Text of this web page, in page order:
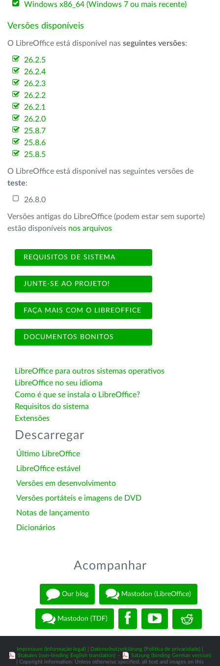
Windows x86_64 (Windows 7 ou mais recente)
Versões disponíveis
O LibreOffice está disponível nas seguintes versões:
26.2.5
26.2.4
26.2.3
26.2.2
26.2.1
26.2.0
25.8.7
25.8.6
25.8.5
O LibreOffice está disponível nas seguintes versões de
teste:
26.8.0
Versões antigas do LibreOffice (podem estar sem suporte)
estão disponíveis nos arquivos
REQUISITOS DE SISTEMA
JUNTE-SE AO PROJETO!
FAÇA MAIS COM O LIBREOFFICE
DOCUMENTOS BONITOS
LibreOffice para outros sistemas operativos
LibreOffice no seu idioma
Como é que se instala o LibreOffice?
Requisitos do sistema
Extensões
Descarregar
Último LibreOffice
LibreOffice estável
Versões em desenvolvimento
Versões portáteis e imagens de DVD
Notas de lançamento
Dicionários
Acompanhar
Our blog Mastodon (LibreOffice)
Mastodon (TDF)
Impressum (Informação legal) Datenschutzerklärung (Política de privacidade)
Statutes (non-binding English translation) -
Satzung (binding German version)
| Copyright information: Unless otherwise specified, all text and images on this